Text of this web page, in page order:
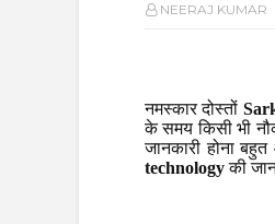
NEERAJ KUMAR
नमस्कार दोस्तों
के समय किसी भी
जानकारी होना
technologyकी